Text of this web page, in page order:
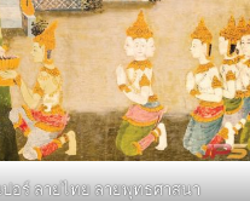
ปอร์ ลายไทย ลายพุทธศาสนา